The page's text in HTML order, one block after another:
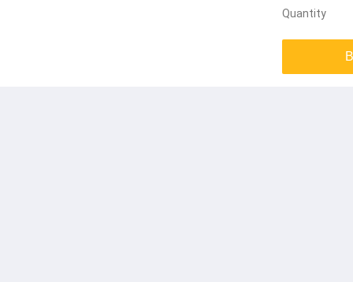
Quantity